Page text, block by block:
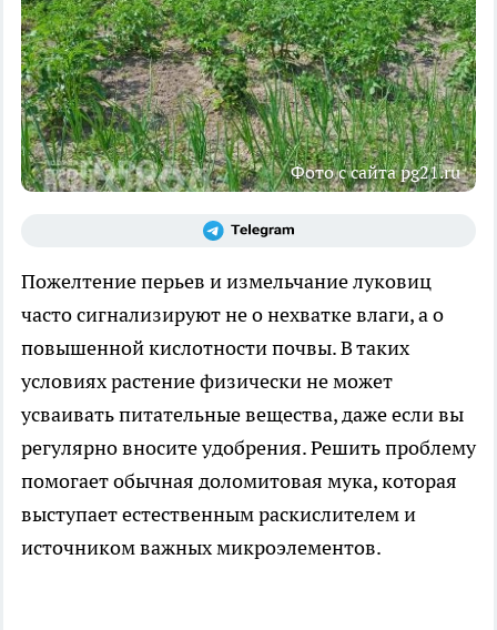
Фото с сайта pg21.ru
Пожелтение перьев и измельчание луковиц
часто сигнализируют не о нехватке влаги, а о
повышенной кислотности почвы. В таких
условиях растение физически не может
усваивать питательные вещества, даже если вы
регулярно вносите удобрения. Решить проблему
помогает обычная доломитовая мука, которая
выступает естественным раскислителем и
источником важных микроэлементов.